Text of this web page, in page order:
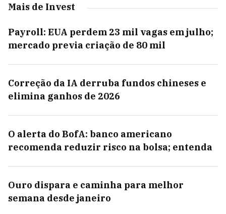
Mais de Invest
Payroll: EUA perdem 23 mil vagas em julho;
mercado previa criação de 80 mil
Correção da IA derruba fundos chineses e
elimina ganhos de 2026
O alerta do BofA: banco americano
recomenda reduzir risco na bolsa; entenda
Ouro dispara e caminha para melhor
semana desde janeiro